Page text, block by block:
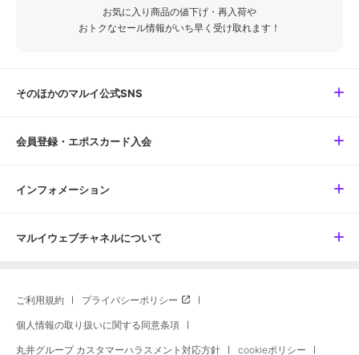
お気に入り商品の値下げ・再入荷や
おトクなセール情報がいち早く受け取れます！
そのほかのマルイ公式SNS
会員登録・エポスカード入会
インフォメーション
マルイウェブチャネルについて
ご利用規約 プライバシーポリシー
個人情報の取り扱いに関する同意条項
丸井グループ カスタマーハラスメント対応方針 cookieポリシー